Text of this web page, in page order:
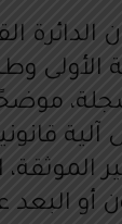
الدائرة
الأولى
آلية
أو البعد